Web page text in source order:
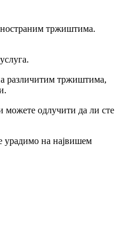
тржиштима.
различитим тржиштима,
можете одлучити да ли сте
урадимо на највишем